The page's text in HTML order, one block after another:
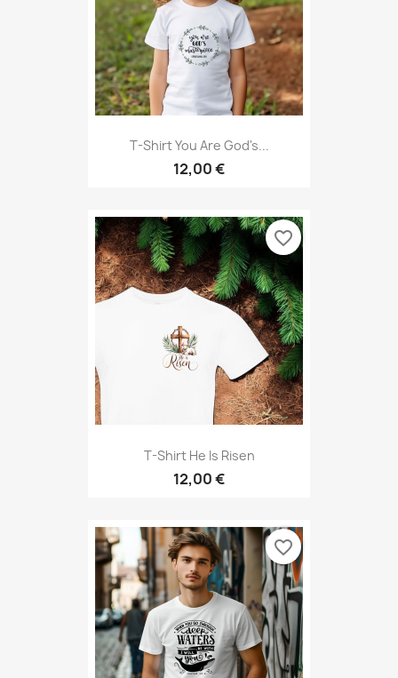
T-Shirt You Are God's...
12,00 €
T-Shirt He Is Risen
12,00 €
favorite_border
favorite_border